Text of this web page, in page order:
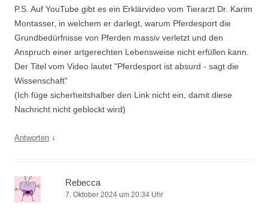
P.S. Auf YouTube gibt es ein Erklärvideo vom Tierarzt Dr. Karim
Montasser, in welchem er darlegt, warum Pferdesport die
Grundbedürfnisse von Pferden massiv verletzt und den
Anspruch einer artgerechten Lebensweise nicht erfüllen kann.
Der Titel vom Video lautet "Pferdesport ist absurd - sagt die
Wissenschaft"
(Ich füge sicherheitshalber den Link nicht ein, damit diese
Nachricht nicht geblockt wird)
Antworten ↓
Rebecca
7. Oktober 2024 um 20:34 Uhr